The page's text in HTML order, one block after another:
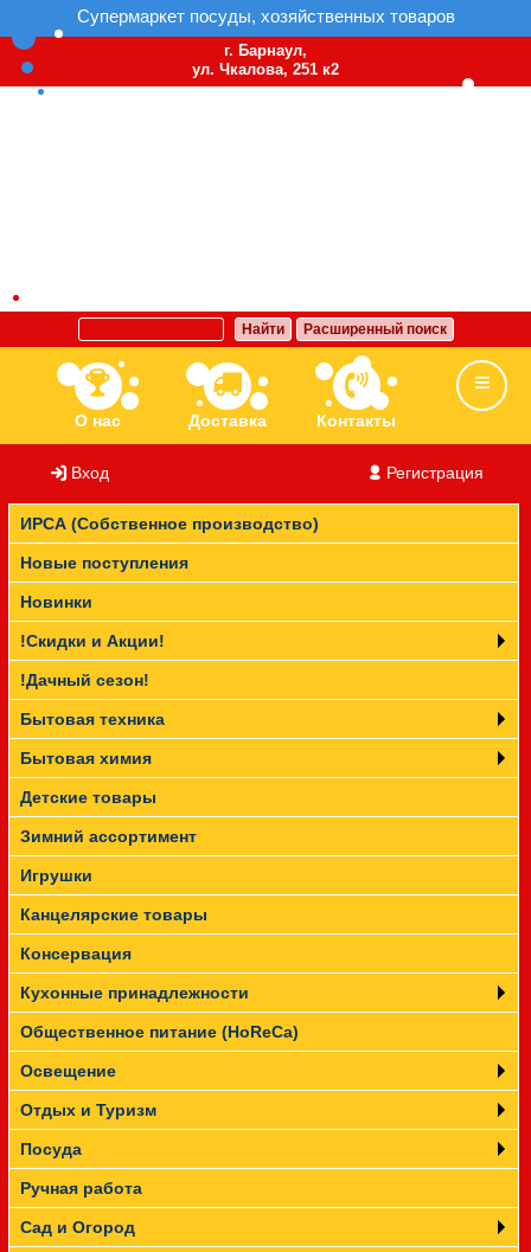
Супермаркет посуды, хозяйственных товаров
г. Барнаул,
ул. Чкалова, 251 к2
Найти Расширенный поиск
О нас Доставка Контакты
Ассортимент Бренды Вакансии
Прайс-лист
Вход Регистрация
ИРСА (Собственное производство)
Новые поступления
Новинки
!Скидки и Акции!
!Дачный сезон!
Бытовая техника
Бытовая химия
Детские товары
Зимний ассортимент
Игрушки
Канцелярские товары
Консервация
Кухонные принадлежности
Общественное питание (HoReCa)
Освещение
Отдых и Туризм
Посуда
Ручная работа
Сад и Огород